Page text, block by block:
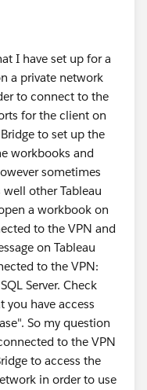
I have set up for a
a private network
to connect to the
for the client on
to set up the
workbooks and
sometimes
other Tableau
a workbook on
to the VPN and
on Tableau
to the VPN:
Server. Check
you have access
So my question
to the VPN
to access the
in order to use